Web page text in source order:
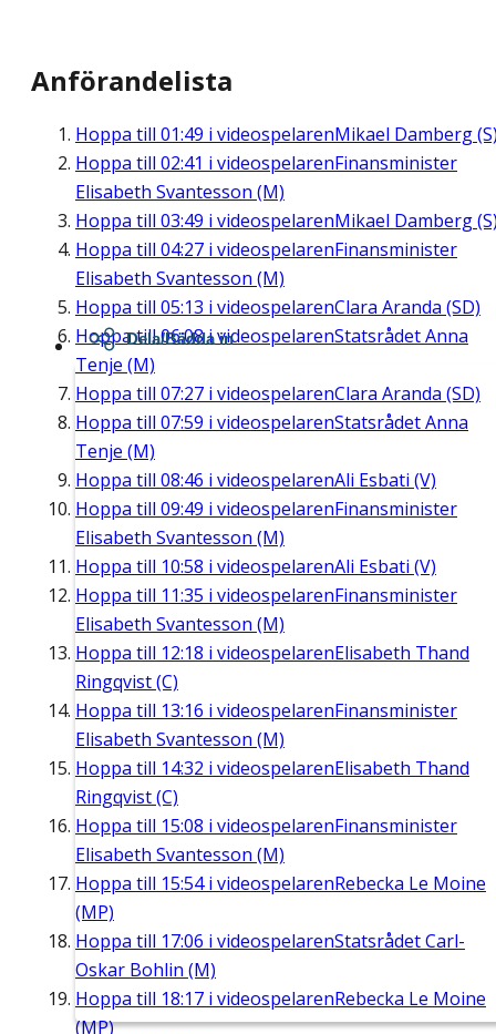
Anförandelista
Hoppa till 01:49 i videospelarenMikael Damberg
Hoppa till 02:41 i videospelarenFinansminister
Elisabeth Svantesson (M)
Hoppa till 03:49 i videospelarenMikael Damberg
Hoppa till 04:27 i videospelarenFinansminister
Elisabeth Svantesson (M)
Hoppa till 05:13 i videospelarenClara Aranda (SD)
Hoppa till06:08i videospelarenStatsrådet Anna
Tenje (M)
Hoppa till 07:27 i videospelarenClara Aranda (SD)
Hoppa till 07:59 i videospelarenStatsrådet Anna
Tenje (M)
Hoppa till 08:46 i videospelarenAli Esbati (V)
Hoppa till 09:49 i videospelarenFinansminister
Elisabeth Svantesson (M)
Hoppa till 10:58 i videospelarenAli Esbati (V)
Hoppa till 11:35 i videospelarenFinansminister
Elisabeth Svantesson (M)
Hoppa till 12:18 i videospelarenElisabeth Thand
Ringqvist (C)
Hoppa till 13:16 i videospelarenFinansminister
Elisabeth Svantesson (M)
Hoppa till 14:32 i videospelarenElisabeth Thand
Ringqvist (C)
Hoppa till 15:08 i videospelarenFinansminister
Elisabeth Svantesson (M)
Hoppa till 15:54i videospelarenRebecka Le Moine
(MP)
Hoppa till 17:06 i videospelarenStatsrådet Carl-
Oskar Bohlin (M)
Hoppa till 18:17 i videospelarenRebecka Le Moine
(MP)
Dela/Bädda in